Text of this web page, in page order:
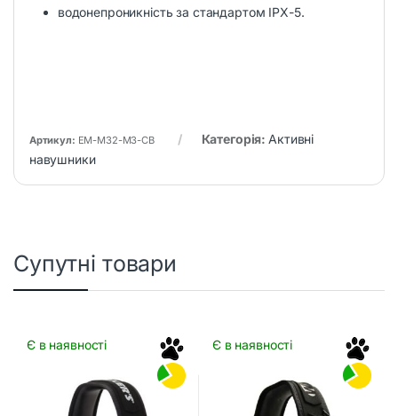
водонепроникність за стандартом IPX-5.
Артикул: EM-M32-M3-CB Категорія: Активні
навушники
Супутні товари
Є в наявності Є в наявності